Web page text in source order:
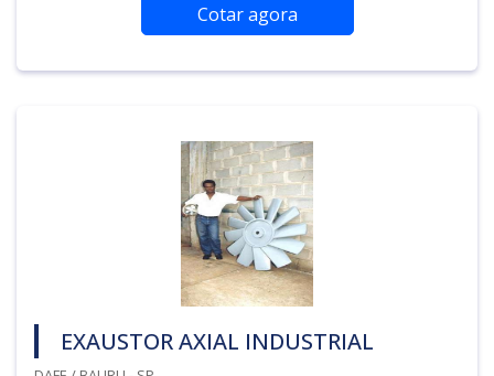
Cotar agora
EXAUSTOR AXIAL INDUSTRIAL